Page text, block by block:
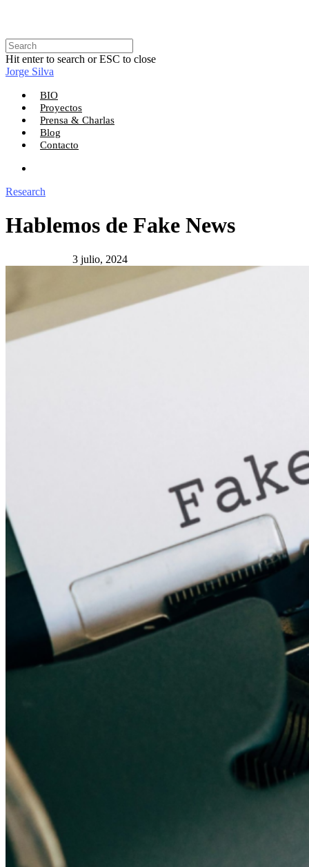
Hit enter to search or ESC to close
Jorge Silva
BIO
Proyectos
Prensa & Charlas
Blog
Contacto
Research
Hablemos de Fake News
3 julio, 2024